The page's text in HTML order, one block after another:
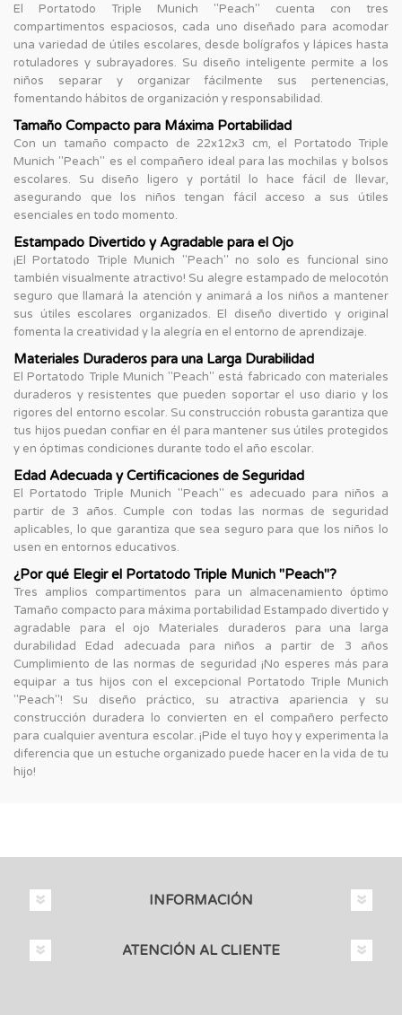
El Portatodo Triple Munich "Peach" cuenta con tres
compartimentos espaciosos, cada uno diseñado para acomodar
una variedad de útiles escolares, desde bolígrafos y lápices hasta
rotuladores y subrayadores. Su diseño inteligente permite a los
niños separar y organizar fácilmente sus pertenencias,
fomentando hábitos de organización y responsabilidad.
Tamaño Compacto para Máxima Portabilidad
Con un tamaño compacto de 22x12x3 cm, el Portatodo Triple
Munich "Peach" es el compañero ideal para las mochilas y bolsos
escolares. Su diseño ligero y portátil lo hace fácil de llevar,
asegurando que los niños tengan fácil acceso a sus útiles
esenciales en todo momento.
Estampado Divertido y Agradable para el Ojo
¡El Portatodo Triple Munich "Peach" no solo es funcional sino
también visualmente atractivo! Su alegre estampado de melocotón
seguro que llamará la atención y animará a los niños a mantener
sus útiles escolares organizados. El diseño divertido y original
fomenta la creatividad y la alegría en el entorno de aprendizaje.
Materiales Duraderos para una Larga Durabilidad
El Portatodo Triple Munich "Peach" está fabricado con materiales
duraderos y resistentes que pueden soportar el uso diario y los
rigores del entorno escolar. Su construcción robusta garantiza que
tus hijos puedan confiar en él para mantener sus útiles protegidos
y en óptimas condiciones durante todo el año escolar.
Edad Adecuada y Certificaciones de Seguridad
El Portatodo Triple Munich "Peach" es adecuado para niños a
partir de 3 años. Cumple con todas las normas de seguridad
aplicables, lo que garantiza que sea seguro para que los niños lo
usen en entornos educativos.
¿Por qué Elegir el Portatodo Triple Munich "Peach"?
Tres amplios compartimentos para un almacenamiento óptimo
Tamaño compacto para máxima portabilidad Estampado divertido y
agradable para el ojo Materiales duraderos para una larga
durabilidad Edad adecuada para niños a partir de 3 años
Cumplimiento de las normas de seguridad ¡No esperes más para
equipar a tus hijos con el excepcional Portatodo Triple Munich
"Peach"! Su diseño práctico, su atractiva apariencia y su
construcción duradera lo convierten en el compañero perfecto
para cualquier aventura escolar. ¡Pide el tuyo hoy y experimenta la
diferencia que un estuche organizado puede hacer en la vida de tu
hijo!
INFORMACIÓN
ATENCIÓN AL CLIENTE